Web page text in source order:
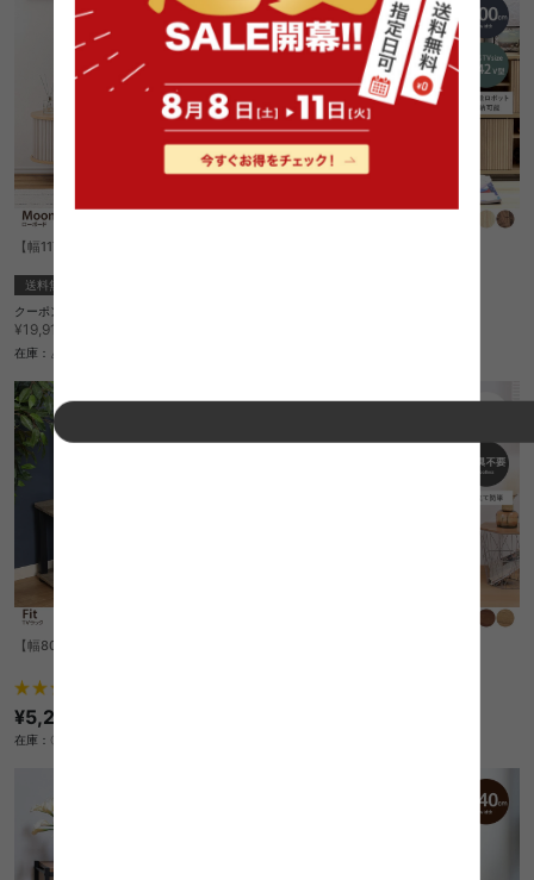
【幅117cm】ローボード
送料無料
クーポン利用で
¥19,910→
在庫：△
【幅80cm】Fit TVラック
¥5,210
在庫：〇